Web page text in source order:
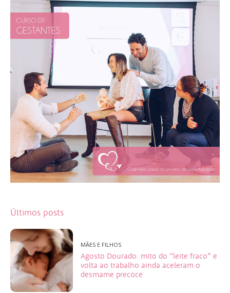
Últimos posts
MÃES E FILHOS
Agosto Dourado: mito do “leite fraco” e
volta ao trabalho ainda aceleram o
desmame precoce